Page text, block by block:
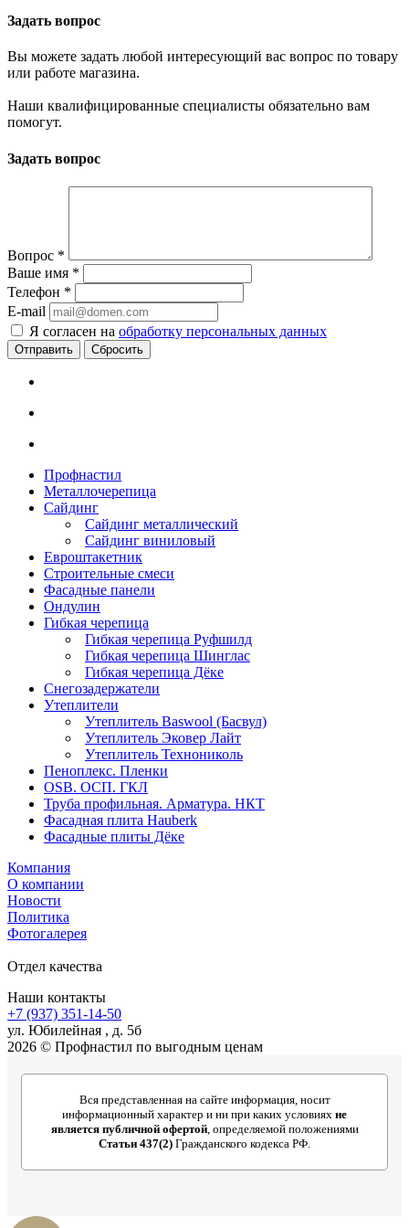
Задать вопрос
Вы можете задать любой интересующий вас вопрос по товару
или работе магазина.
Наши квалифицированные специалисты обязательно вам
помогут.
Задать вопрос
Вопрос *
Ваше имя *
Телефон *
E-mail
Я согласен на обработку персональных данных
Сбросить
Профнастил
Металлочерепица
Сайдинг
Сайдинг металлический
Сайдинг виниловый
Евроштакетник
Строительные смеси
Фасадные панели
Ондулин
Гибкая черепица
Гибкая черепица Руфшилд
Гибкая черепица Шинглас
Гибкая черепица Дёке
Снегозадержатели
Утеплители
Утеплитель Baswool (Басвул)
Утеплитель Эковер Лайт
Утеплитель Технониколь
Пеноплекс. Пленки
OSB. ОСП. ГКЛ
Труба профильная. Арматура. НКТ
Фасадная плита Hauberk
Фасадные плиты Дёке
Компания
О компании
Новости
Политика
Фотогалерея
Отдел качества
Наши контакты
+7 (937) 351-14-50
ул. Юбилейная , д. 5б
2026 © Профнастил по выгодным ценам
Вся представленная на сайте информация, носит
информационный характер и ни при каких условиях не
является публичной офертой, определяемой положениями
Статьи 437(2) Гражданского кодекса РФ.